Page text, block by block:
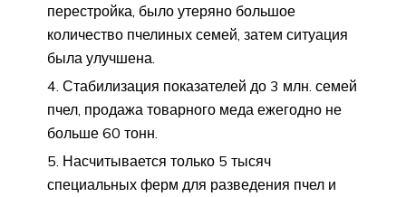
перестройка, было утеряно большое
количество пчелиных семей, затем ситуация
была улучшена.
Стабилизация показателей до 3 млн. семей
пчел, продажа товарного меда ежегодно не
больше 60 тонн.
Насчитывается только 5 тысяч
специальных ферм для разведения пчел и